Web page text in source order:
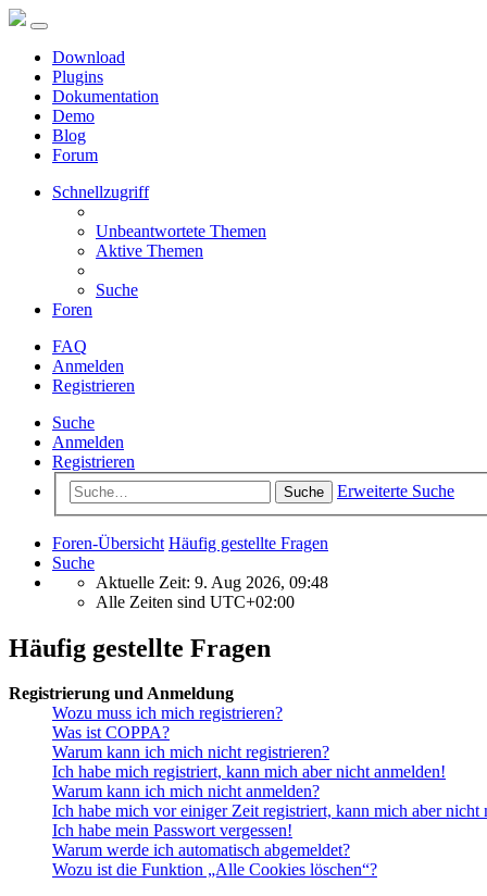
Download
Plugins
Dokumentation
Demo
Blog
Forum
Schnellzugriff
Unbeantwortete Themen
Aktive Themen
Suche
Foren
FAQ
Anmelden
Registrieren
Suche
Anmelden
Registrieren
Suche Erweiterte Suche
Foren-Übersicht Häufig gestellte Fragen
Suche
Aktuelle Zeit: 9. Aug 2026, 09:48
Alle Zeiten sind UTC+02:00
Häufig gestellte Fragen
Registrierung und Anmeldung
Wozu muss ich mich registrieren?
Was ist COPPA?
Warum kann ich mich nicht registrieren?
Ich habe mich registriert, kann mich aber nicht anmelden!
Warum kann ich mich nicht anmelden?
Ich habe mich vor einiger Zeit registriert, kann mich aber nicht
Ich habe mein Passwort vergessen!
Warum werde ich automatisch abgemeldet?
Wozu ist die Funktion „Alle Cookies löschen“?